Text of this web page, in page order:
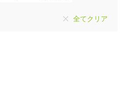
全てクリア